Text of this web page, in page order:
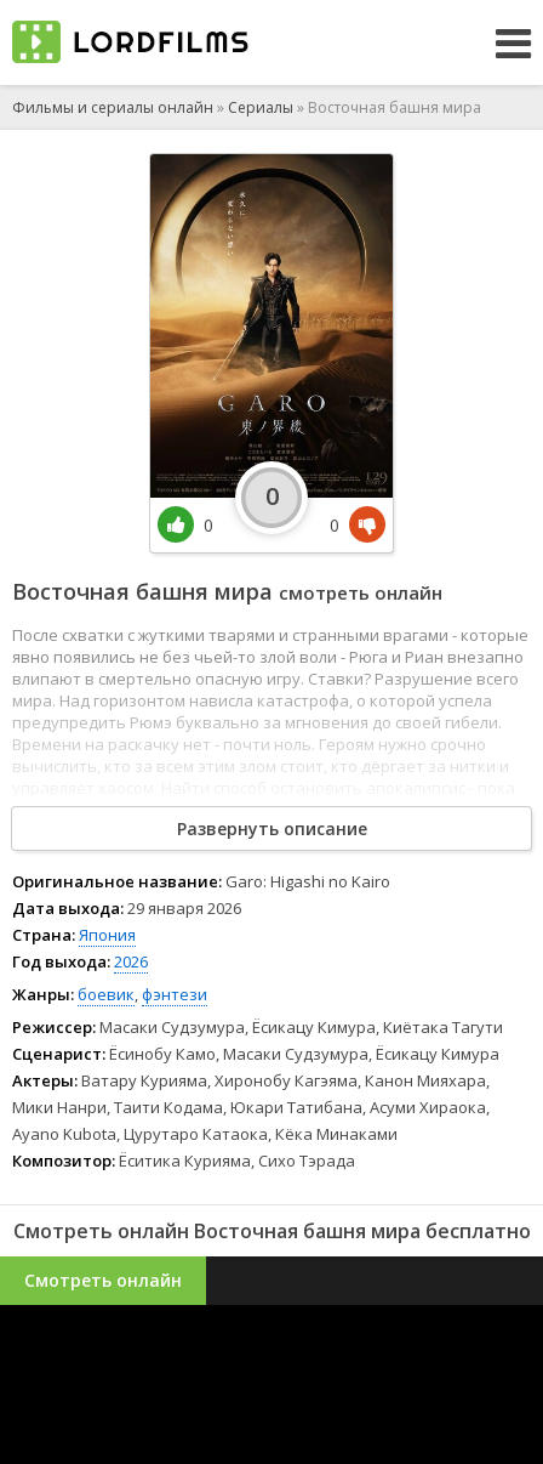
Фильмы и сериалы онлайн » Сериалы » Восточная башня мира
Восточная башня мира смотреть онлайн
После схватки с жуткими тварями и странными врагами - которые
явно появились не без чьей-то злой воли - Рюга и Риан внезапно
влипают в смертельно опасную игру. Ставки? Разрушение всего
мира. Над горизонтом нависла катастрофа, о которой успела
предупредить Рюмэ буквально за мгновения до своей гибели.
Времени на раскачку нет - почти ноль. Героям нужно срочно
вычислить, кто за всем этим злом стоит, кто дёргает за нитки и
реально не поздно. В этой опасной мясорубке им придётся
выложиться по полной: вся смелость, вся хитрость - на кону не
только их жизни, а вообще всё.
Развернуть описание
Оригинальное название: Garo: Higashi no Kairo
Дата выхода:29 января 2026
Страна:Япония
Год выхода:2026
Жанры:боевик,фэнтези
Режиссер:Масаки Судзумура, Ёсикацу Кимура, Киётака Тагути
Сценарист:Ёсинобу Камо, Масаки Судзумура, Ёсикацу Кимура
Актеры:Ватару Курияма, Хиронобу Кагэяма, Канон Мияхара,
Мики Нанри, Таити Кодама, Юкари Татибана, Асуми Хираока,
Ayano Kubota, Цурутаро Катаока, Кёка Минаками
Композитор:Ёситика Курияма, Сихо Тэрада
0
0
0
Смотреть онлайн Восточная башня мира бесплатно
Смотреть онлайн